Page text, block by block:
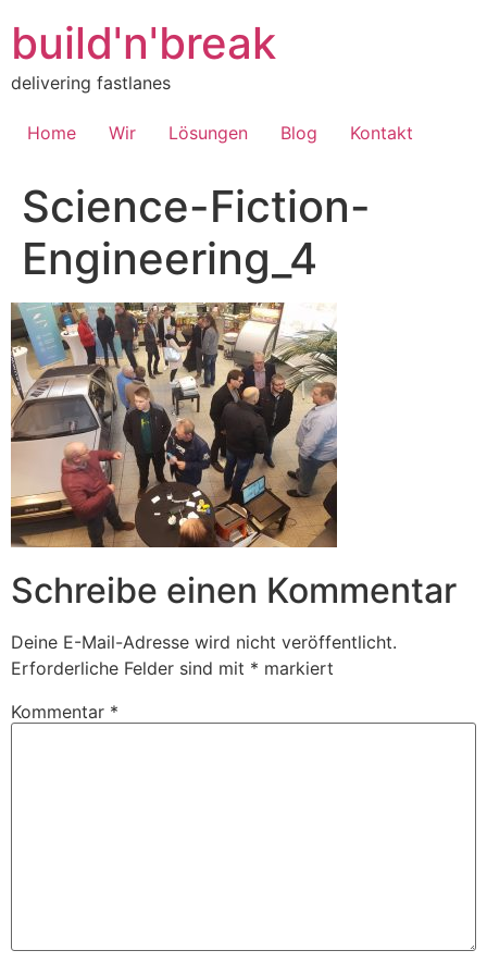
springen
build'n'break
delivering fastlanes
Home Wir Lösungen Blog Kontakt
Science-Fiction-
Engineering_4
Schreibe einen Kommentar
Deine E-Mail-Adresse wird nicht veröffentlicht.
Erforderliche Felder sind mit * markiert
Kommentar *